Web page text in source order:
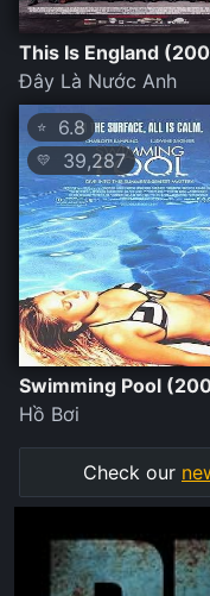
This Is England
Đây Là Nước Anh
⭐ 6.8
💛 39,287
Swimming Pool
Hồ Bơi
Check our